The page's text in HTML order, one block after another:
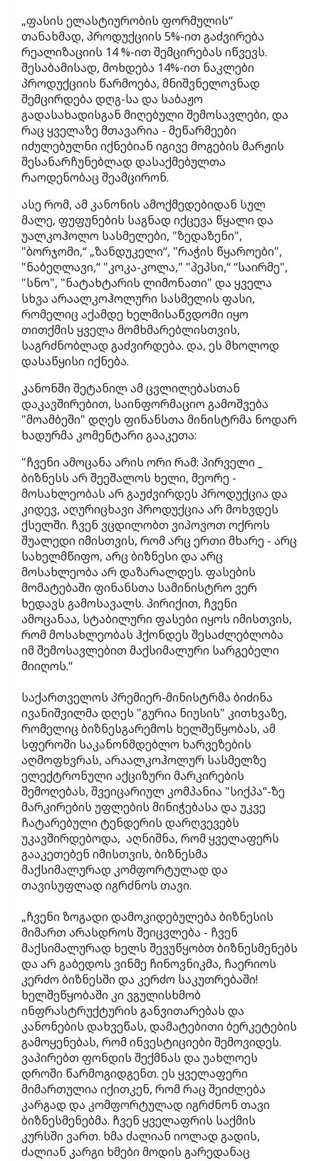
„ფასის ელასტიურობის ფორმულის“
თანახმად, პროდუქციის 5%-ით გაძვირება
რეალიზაციის 14 %-ით შემცირებას იწვევს.
შესაბამისად, მოხდება 14%-ით ნაკლები
პროდუქციის წარმოება, მნიშვნელოვნად
შემცირდება დღგ-სა და საბაჟო
გადასახადისგან მიღებული შემოსავლები, და
რაც ყველაზე მთავარია - მეწარმეები
იძულებულნი იქნებიან იგივე მოგების მარჟის
შესანარჩუნებლად დასაქმებულთა
რაოდენობაც შეამცირონ.
ასე რომ, ამ კანონის ამოქმედებიდან სულ
მალე, ფუფუნების საგნად იქცევა წყალი და
უალკოჰოლო სასმელები, "ზედაზენი",
"ბორჯომი,“ „ზანდუკელი“, "რაჭის წყაროები",
"ნაბეღლავი,“ "კოკა-კოლა," "პეპსი,“ “საირმე",
"სნო", "ნატახტარის ლიმონათი" და ყველა
სხვა არაალკოჰოლური სასმელის ფასი,
რომელიც აქამდე ხელმისაწვდომი იყო
თითქმის ყველა მომხმარებლისთვის,
საგრძნობლად გაძვირდება. და, ეს მხოლოდ
დასაწყისი იქნება.
კანონში შეტანილ ამ ცვლილებასთან
დაკავშირებით, საინფორმაციო გამოშვება
"მოამბეში" დღეს ფინანსთა მინისტრმა ნოდარ
ხადურმა კომენტარი გააკეთა:
"ჩვენი ამოცანა არის ორი რამ: პირველი _
ბიზნესს არ შეეშალოს ხელი, მეორე -
მოსახლეობას არ გაუძვირდეს პროდუქცია და
კიდევ, აღურიცხავი პროდუქცია არ მოხვდეს
ქსელში. ჩვენ ვცდილობთ ვიპოვოთ ოქროს
შუალედი იმისთვის, რომ არც ერთი მხარე - არც
სახელმწიფო, არც ბიზნესი და არც
მოსახლეობა არ დაზარალდეს. ფასების
მომატებაში ფინანსთა სამინისტრო ვერ
ხედავს გამოსავალს. პირიქით, ჩვენი
ამოცანაა, სტაბილური ფასები იყოს იმისთვის,
რომ მოსახლეობას ჰქონდეს შესაძლებლობა
იმ შემოსავლებით მაქსიმალური სარგებელი
მიიღოს.“
საქართველოს პრემიერ-მინისტრმა ბიძინა
ივანიშვილმა დღეს "გურია ნიუსის" კითხვაზე,
რომელიც ბიზნესგარემოს ხელშეწყობას, ამ
სფეროში საკანონმდებლო ხარვეზების
აღმოფხვრას, არაალკოჰოლურ სასმელზე
ელექტრონული აქციზური მარკირების
შემოღებას, შვეიცარიულ კომპანია "სიქპა“-ზე
მარკირების უფლების მინიჭებასა და უკვე
ჩატარებული ტენდერის დარღვევებს
უკავშირდებოდა, აღნიშნა, რომ ყველაფერს
გააკეთებენ იმისთვის, ბიზნესმა
მაქსიმალურად კომფორტულად და
თავისუფლად იგრძნოს თავი.
„ჩვენი ზოგადი დამოკიდებულება ბიზნესის
მიმართ არასდროს შეიცვლება - ჩვენ
მაქსიმალურად ხელს შევუწყობთ ბიზნესმენებს
და არ გაბედოს ვინმე ჩინოვნიკმა, ჩაერიოს
კერძო ბიზნესში და კერძო საკუთრებაში!
ხელშეწყობაში კი ვგულისხმობ
ინფრასტრუქტურის განვითარებას და
კანონების დახვეწას, დამატებითი ბერკეტების
გამოყენებას, რომ ინვესტიციები შემოვიდეს.
ვაპირებთ ფონდის შექმნას და უახლოეს
დროში წარმოგიდგენთ. ეს ყველაფერი
მიმართულია იქითკენ, რომ რაც შეიძლება
კარგად და კომფორტულად იგრძნონ თავი
ბიზნესმენებმა. ჩვენ ყველაფრის საქმის
კურსში ვართ. ხმა ძალიან იოლად გადის,
ძალიან კარგი ხმები მოდის გარედანაც